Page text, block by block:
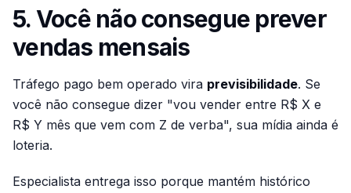
5. Você não consegue prever
vendas mensais
Tráfego pago bem operado vira previsibilidade. Se
você não consegue dizer "vou vender entre R$ X e
R$ Y mês que vem com Z de verba", sua mídia ainda é
loteria.
Especialista entrega isso porque mantém histórico